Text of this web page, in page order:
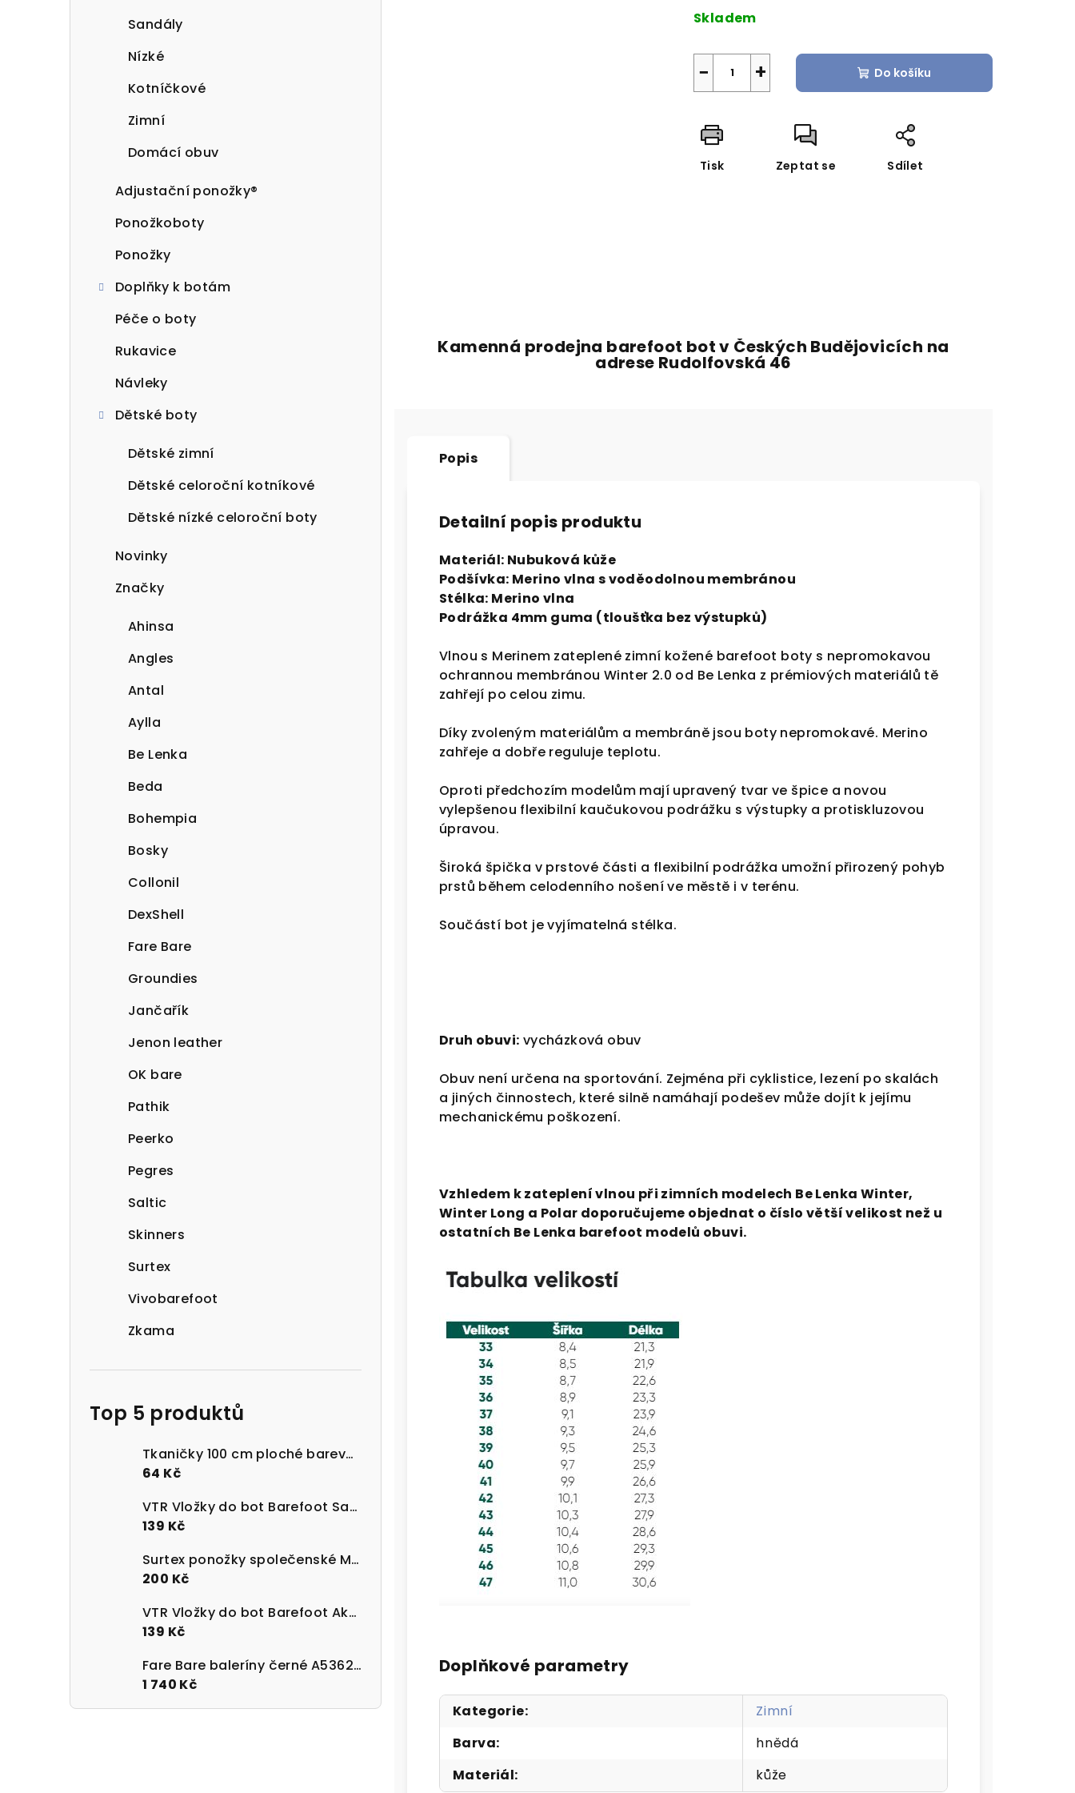
Sandály
Nízké
Kotníčkové
Zimní
Domácí obuv
Adjustační ponožky®
Ponožkoboty
Ponožky
Doplňky k botám
Péče o boty
Rukavice
Návleky
Dětské boty
Dětské zimní
Dětské celoroční kotníkové
Dětské nízké celoroční boty
Novinky
Značky
Ahinsa
Angles
Antal
Aylla
Be Lenka
Beda
Bohempia
Bosky
Collonil
DexShell
Fare Bare
Groundies
Jančařík
Jenon leather
OK bare
Pathik
Peerko
Pegres
Saltic
Skinners
Surtex
Vivobarefoot
Zkama
Top 5 produktů
Tkaničky 100 cm ploché barevné 100% bavlna
64 Kč
VTR Vložky do bot Barefoot Sanitized s paměťovou pěnou
139 Kč
Surtex ponožky společenské Merino 90 - 95% černé
200 Kč
VTR Vložky do bot Barefoot Aktivní uhlí UNI velikost 36-47
139 Kč
Fare Bare baleríny černé A5362113
1 740 Kč
cena:
Skladem
+
− Do košíku
Tisk Zeptat se Sdílet
Kamenná prodejna barefoot bot v Českých Budějovicích na
adrese Rudolfovská 46
Popis
Detailní popis produktu
Materiál: Nubuková kůže
Podšívka: Merino vlna s voděodolnou membránou
Stélka: Merino vlna
Podrážka 4mm guma (tloušťka bez výstupků)
Vlnou s Merinem zateplené zimní kožené barefoot boty s nepromokavou
ochrannou membránou Winter 2.0 od Be Lenka z prémiových materiálů tě
zahřejí po celou zimu.
Díky zvoleným materiálům a membráně jsou boty nepromokavé. Merino
zahřeje a dobře reguluje teplotu.
Oproti předchozím modelům mají upravený tvar ve špice a novou
vylepšenou flexibilní kaučukovou podrážku s výstupky a protiskluzovou
úpravou.
Široká špička v prstové části a flexibilní podrážka umožní přirozený pohyb
prstů během celodenního nošení ve městě i v terénu.
Součástí bot je vyjímatelná stélka.
Druh obuvi: vycházková obuv
Obuv není určena na sportování. Zejména při cyklistice, lezení po skalách
a jiných činnostech, které silně namáhají podešev může dojít k jejímu
mechanickému poškození.
Vzhledem k zateplení vlnou při zimních modelech Be Lenka Winter,
Winter Long a Polar doporučujeme objednat o číslo větší velikost než u
ostatních Be Lenka barefoot modelů obuvi.
Doplňkové parametry
Kategorie:
Zimní
Barva:
hnědá
Materiál: kůže